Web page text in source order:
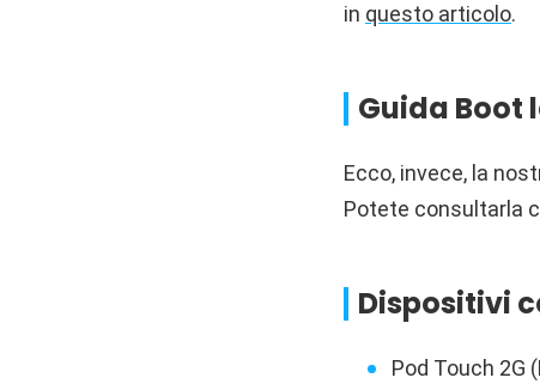
in questo articolo.
Guida Boot
Ecco, invece, la
Potete consultarla
Dispositivi
Pod Touch 2G